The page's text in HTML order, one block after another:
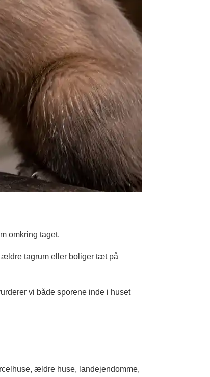
omkring taget.
ældre tagrum eller boliger tæt på
vi både sporene inde i huset
ældre huse, landejendomme,